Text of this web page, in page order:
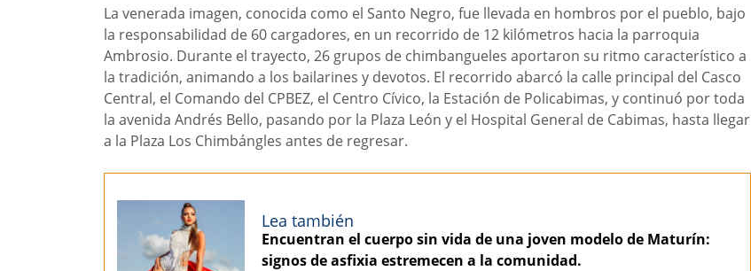
La venerada imagen, conocida como el Santo Negro, fue llevada en hombros por el pueblo, bajo
la responsabilidad de 60 cargadores, en un recorrido de 12 kilómetros hacia la parroquia
Ambrosio. Durante el trayecto, 26 grupos de chimbangueles aportaron su ritmo característico a
la tradición, animando a los bailarines y devotos. El recorrido abarcó la calle principal del Casco
Central, el Comando del CPBEZ, el Centro Cívico, la Estación de Policabimas, y continuó por toda
la avenida Andrés Bello, pasando por la Plaza León y el Hospital General de Cabimas, hasta llegar
a la Plaza Los Chimbángles antes de regresar.
Lea también
Encuentran el cuerpo sin vida de una joven modelo de Maturín:
signos de asfixia estremecen a la comunidad.